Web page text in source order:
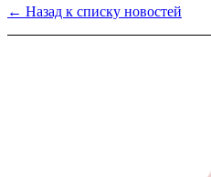
← Назад к списку новостей